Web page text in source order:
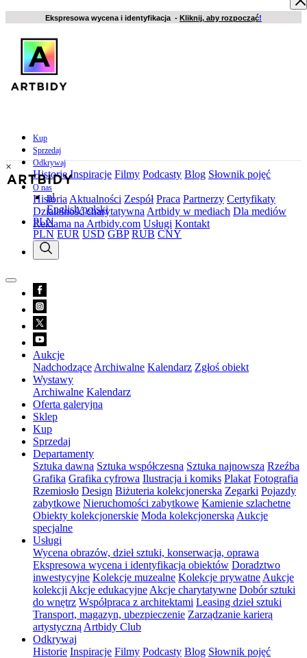
Ekspresowa wycena i identyfikacja - Kliknij, aby rozpocząć!
Kup
Sprzedaj
Odkrywaj
Historie Inspiracje Filmy Podcasty Blog Słownik pojęć
O nas
Historia Aktualności Zespół Praca Partnerzy Certyfikaty
Działalność charytatywna Artbidy w mediach Dla mediów
Reklama na Artbidy.com Usługi Kontakt
×
pl
Englishpolski
PLN
PLN EUR USD GBP RUB CNY
Aukcje
Nadchodzące Archiwalne Kalendarz Zgłoś obiekt
Wystawy
Archiwalne Kalendarz
Oferta galeryjna
Sklep
Kup
Sprzedaj
Departamenty
Sztuka dawna Sztuka współczesna Sztuka najnowsza Rzeźba
Grafika Grafika cyfrowa Ilustracja i komiks Plakat Fotografia
Rzemiosło Design Biżuteria kolekcjonerska Zegarki Pojazdy
zabytkowe Nieruchomości zabytkowe Kamienie szlachetne
Obiekty kolekcjonerskie Moda kolekcjonerska Aukcje
specjalne
Usługi
Wycena obrazów, dzieł sztuki, konserwacja, oprawa
Ekspresowa wycena i identyfikacja obiektów Doradztwo
inwestycyjne Kolekcje muzealne Kolekcje prywatne Aukcje
kolekcji Akcje edukacyjne Akcje charytatywne Dobór sztuki
do wnętrz Współpraca z architektami Leasing dzieł sztuki
Transport, magazyn, ubezpieczenie Zarządzanie karierą
artystyczną Artbidy Club
Odkrywaj
Historie Inspiracje Filmy Podcasty Blog Słownik pojęć